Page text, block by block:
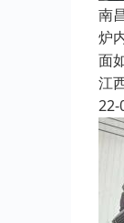
南
炉
面
江
22-